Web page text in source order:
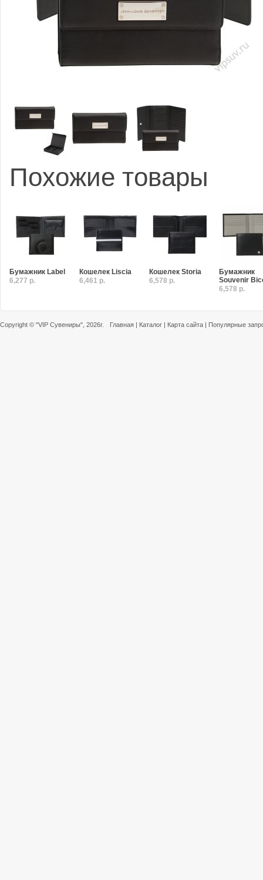
Похожие товары
Бумажник Label
6,277 р.
Кошелек Liscia
6,461 р.
Кошелек Storia
6,578 р.
Бумажник
Souvenir
6,578 р.
Copyright © "VIP Сувениры" , 2026г. Главная | Каталог | Карта сайта | Популярные